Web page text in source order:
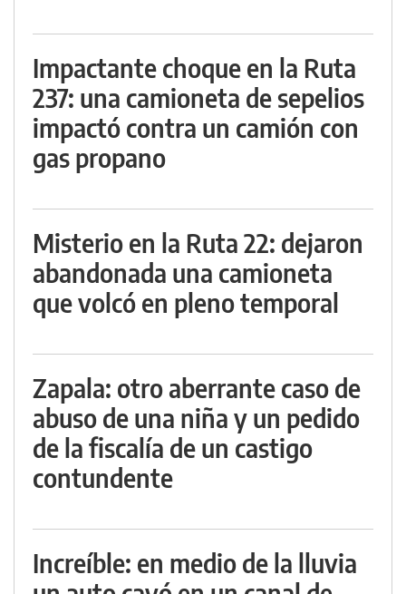
Impactante choque en la Ruta
237: una camioneta de sepelios
impactó contra un camión con
gas propano
Misterio en la Ruta 22: dejaron
abandonada una camioneta
que volcó en pleno temporal
Zapala: otro aberrante caso de
abuso de una niña y un pedido
de la fiscalía de un castigo
contundente
Increíble: en medio de la lluvia